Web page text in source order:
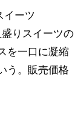
イーツ
りスイーツの
を一口に凝縮
う。販売価格